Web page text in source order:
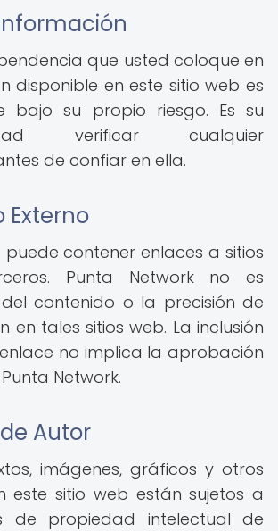
que usted coloque en
disponible en este sitio web es
bajo su propio riesgo. Es su
verificar cualquier
de confiar en ella.
Externo
puede contener enlaces a sitios
Punta Network no es
contenido o la precisión de
en tales sitios web. La inclusión
no implica la aprobación
Network.
Autor
imágenes, gráficos y otros
este sitio web están sujetos a
de propiedad intelectual de